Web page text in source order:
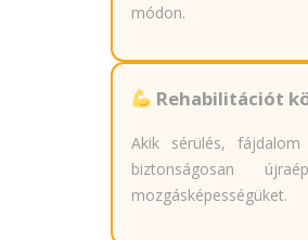
módon.
Rehabilitációt
Akik sérülés,
biztonságosan
mozgásképességüket.